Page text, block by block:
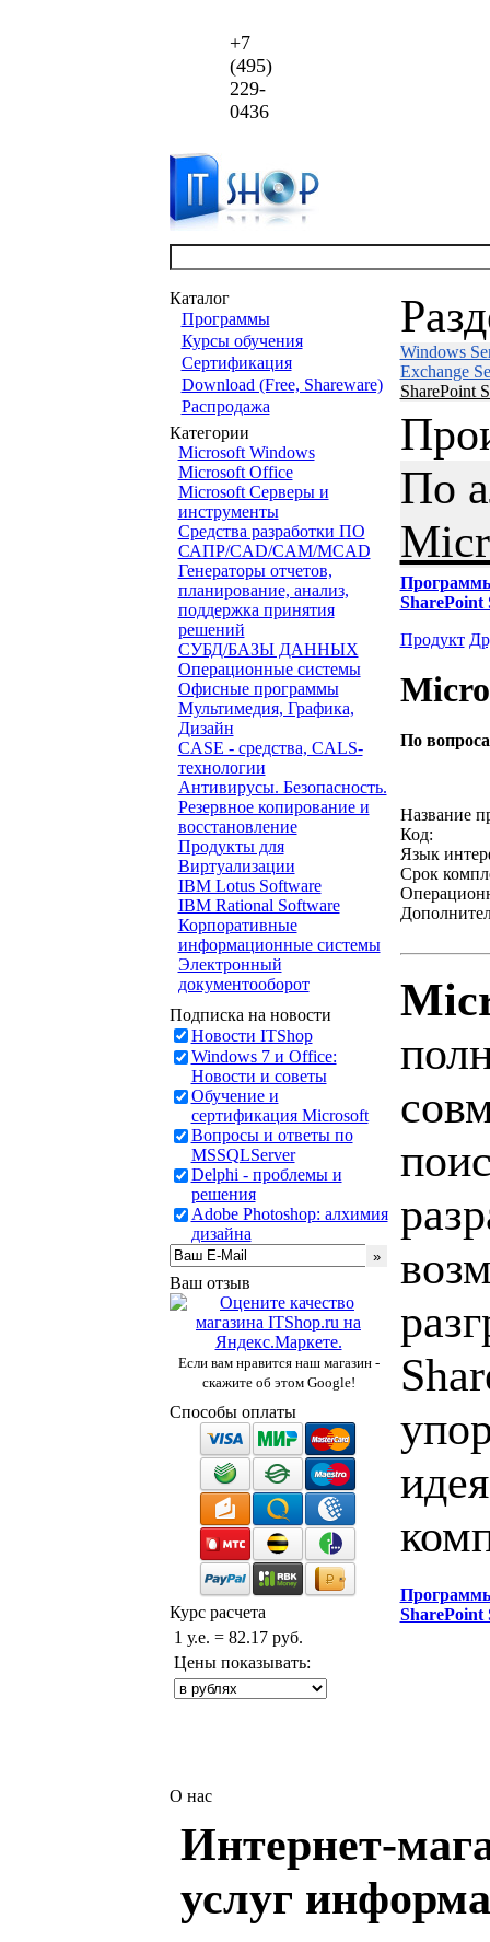
+7
(495)
229-
0436
Каталог
Программы
Курсы обучения
Сертификация
Download (Free, Shareware)
Распродажа
Категории
Microsoft Windows
Microsoft Office
Microsoft Серверы и
инструменты
Средства разработки ПО
САПР/CAD/CAM/MCAD
Генераторы отчетов,
планирование, анализ,
поддержка принятия
решений
СУБД/БАЗЫ ДАННЫХ
Операционные системы
Офисные программы
Мультимедия, Графика,
Дизайн
CASE - средства, CALS-
технологии
Антивирусы. Безопасность.
Резервное копирование и
восстановление
Продукты для
Виртуализации
IBM Lotus Software
IBM Rational Software
Корпоративные
информационные системы
Электронный
документооборот
Подписка на новости
Новости ITShop
Windows 7 и Office:
Новости и советы
Обучение и
сертификация Microsoft
Вопросы и ответы по
MSSQLServer
Delphi - проблемы и
решения
Adobe Photoshop: алхимия
дизайна
Ваш отзыв
Если вам нравится наш магазин -
скажите об этом Google!
Способы оплаты
Курс расчета
1 у.е. = 82.17 руб.
Цены показывать:
Windows
Exchange
SharePoint
По
SharePoint
Продукт
По
Название
Код:
Язык
Срок
SharePoint
О нас
Интернет-
услуг